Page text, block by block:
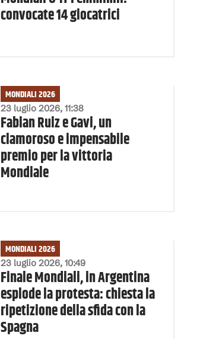
convocate 14 giocatrici
23 luglio 2026, 11:38
MONDIALI 2026
Fabian Ruiz e Gavi, un
clamoroso e impensabile
premio per la vittoria
Mondiale
23 luglio 2026, 10:49
MONDIALI 2026
Finale Mondiali, in Argentina
esplode la protesta: chiesta la
ripetizione della sfida con la
Spagna